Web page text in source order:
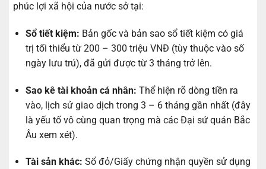
phúc lợi xã hội của nước sở tại:
Sổ tiết kiệm: Bản gốc và bản sao sổ tiết kiệm có giá
trị tối thiểu từ 200 – 300 triệu VNĐ (tùy thuộc vào số
ngày lưu trú), đã gửi được từ 3 tháng trở lên.
Sao kê tài khoản cá nhân: Thể hiện rõ dòng tiền ra
vào, lịch sử giao dịch trong 3 – 6 tháng gần nhất (đây
là yếu tố vô cùng quan trọng mà các Đại sứ quán Bắc
Âu xem xét).
Tài sản khác: Sổ đỏ/Giấy chứng nhận quyền sử dụng